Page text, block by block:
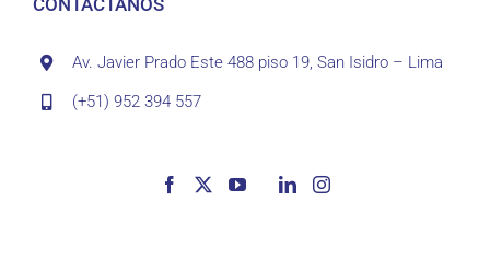
CONTÁCTANOS
Av. Javier Prado Este 488 piso 19, San Isidro – Lima
(+51) 952 394 557